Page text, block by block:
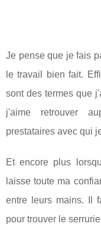
Je pense que je fais
le travail bien fait.
sont des termes que
j'aime retrouver
prestataires avec qui
Et encore plus
laisse toute ma
entre leurs mains. Il
pour trouver le